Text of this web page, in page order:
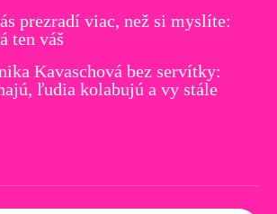
prezradí viac, než si myslíte:
ten váš
Kavaschová bez servítky:
ľudia kolabujú a vy stále